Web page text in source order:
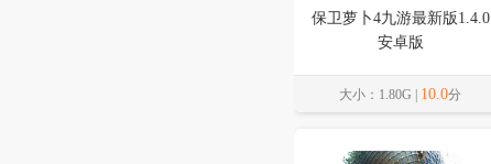
保卫萝卜4九游最新版1.4.0
安卓版
大小：1.80G | 10.0分